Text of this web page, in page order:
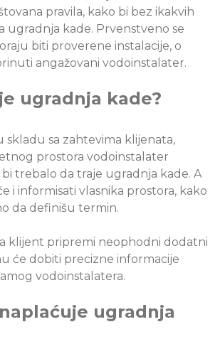
pravila, kako bi bez ikakvih
ugradnja kade. Prvenstveno se
biti proverene instalacije, o
angažovani vodoinstalater.
ugradnja kade?
skladu sa zahtevima klijenata,
prostora vodoinstalater
trebalo da traje ugradnja kade. A
i informisati vlasnika prostora, kako
da definišu termin.
klijent pripremi neophodni dodatni
će dobiti precizne informacije
vodoinstalatera.
ugradnja